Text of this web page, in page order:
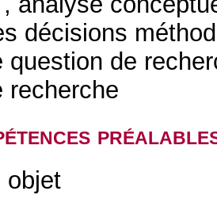
décisions
question de
recherche
objet